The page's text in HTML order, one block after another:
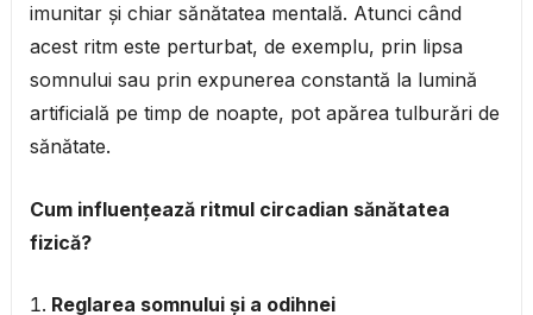
imunitar și chiar sănătatea mentală. Atunci când
acest ritm este perturbat, de exemplu, prin lipsa
somnului sau prin expunerea constantă la lumină
artificială pe timp de noapte, pot apărea tulburări de
sănătate.
Cum influențează ritmul circadian sănătatea
fizică?
Reglarea somnului și a odihnei